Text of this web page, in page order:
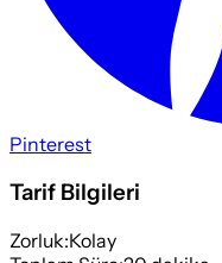
Pinterest
Tarif Bilgileri
Zorluk:Kolay